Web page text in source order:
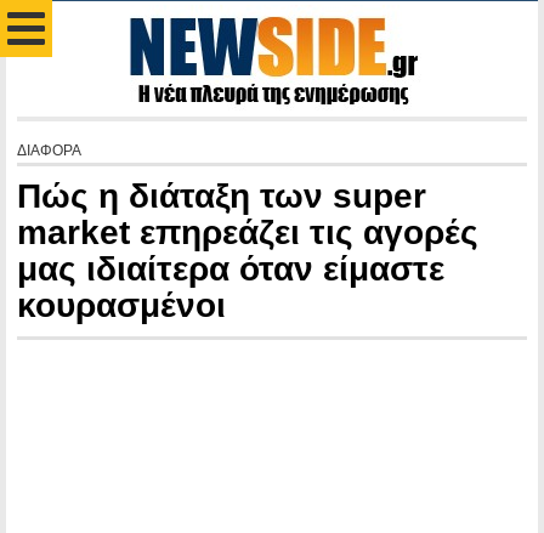
ΔΙΑΦΟΡΑ
Πώς η διάταξη των super
market επηρεάζει τις αγορές
μας ιδιαίτερα όταν είμαστε
κουρασμένοι